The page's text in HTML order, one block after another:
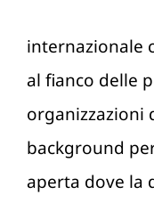
internazionale
al fianco delle
organizzazioni
background
aperta dove la